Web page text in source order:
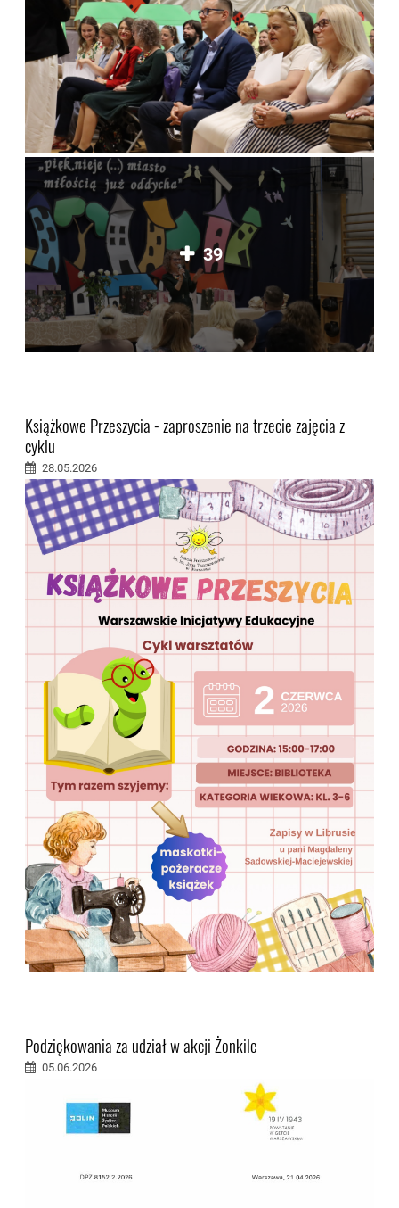
39
Książkowe Przeszycia - zaproszenie na trzecie zajęcia z
cyklu
28.05.2026
Podziękowania za udział w akcji Żonkile
05.06.2026